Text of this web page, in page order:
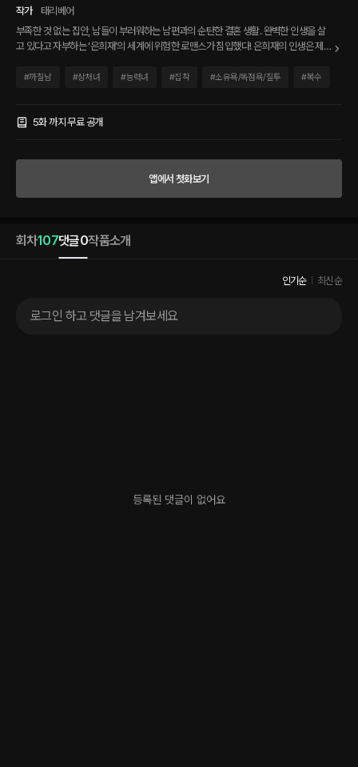
작가
태리베어
부족한 것 없는 집안, 남들이 부러워하는 남편과의 순탄한 결혼 생활. 완벽한 인생을 살
고 있다고 자부하는 ‘은희재’의 세계에 위험한 로맨스가 침입했다! 은희재의 인생은 제법
좋은 집안의 남편까지. 남편과는 뜨거운 사랑은 아니었지만 나름 괜찮았다. 원래 미지근
리를 두려고 하는 느낌? 권태기인가 고민하던 어느 날. “안녕하세요! 황겨울입니다♡”
#까칠남 #상처녀 #능력녀 #집착 #소유욕/독점욕/질투 #복수
5화 까지 무료 공개
앱에서 첫화보기
회차107댓글0작품소개
인기순 최신순
로그인 하고 댓글을 남겨보세요
등록된 댓글이 없어요